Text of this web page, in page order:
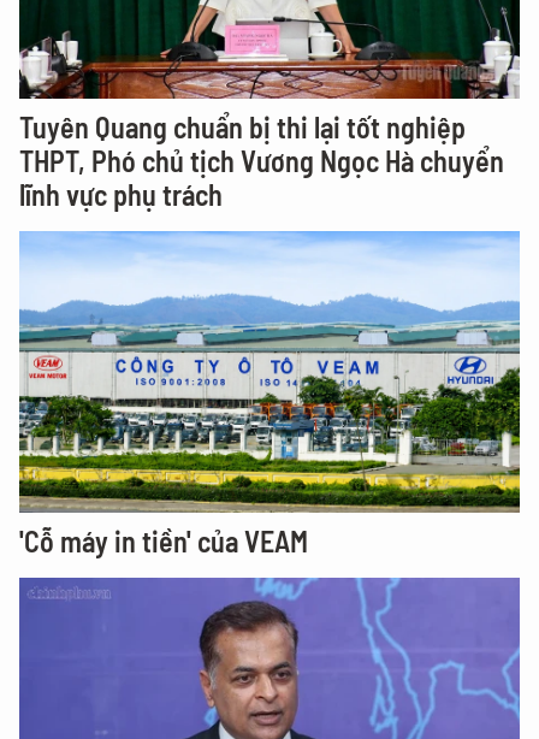
Tuyên Quang chuẩn bị thi lại tốt nghiệp
THPT, Phó chủ tịch Vương Ngọc Hà chuyển
lĩnh vực phụ trách
'Cỗ máy in tiền' của VEAM